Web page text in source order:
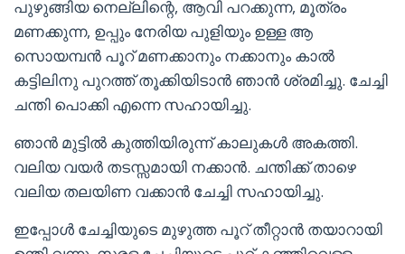
പുഴുങ്ങിയ നെല്ലിന്റെ, ആവി പറക്കുന്ന, മൂത്രം
മണക്കുന്ന, ഉപ്പും നേരിയ പുളിയും ഉള്ള ആ
സൊയമ്പൻ പൂറ് മണക്കാനും നക്കാനും കാൽ
കട്ടിലിനു പുറത്ത് തൂക്കിയിടാൻ ഞാൻ ശ്രമിച്ചു. ചേച്ചി
ചന്തി പൊക്കി എന്നെ സഹായിച്ചു.
ഞാൻ മുട്ടിൽ കുത്തിയിരുന്ന് കാലുകൾ അകത്തി.
വലിയ വയർ തടസ്സമായി നക്കാൻ. ചന്തിക്ക് താഴെ
വലിയ തലയിണ വക്കാൻ ചേച്ചി സഹായിച്ചു.
ഇപ്പോൾ ചേച്ചിയുടെ മുഴുത്ത പൂറ് തീറ്റാൻ തയാറായി